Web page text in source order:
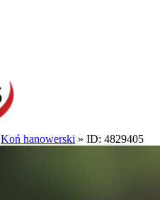
Koń hanowerski » ID: 4829405